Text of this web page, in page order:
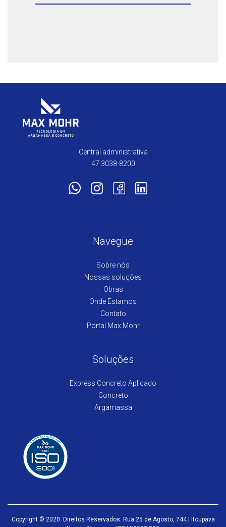
Central administrativa
47 3038-8200
Navegue
Sobre nós
Nossas soluções
Obras
Onde Estamos
Contato
Portal Max Mohr
Soluções
Express Concreto Aplicado
Concreto
Argamassa
Copyright © 2020. Direitos Reservados. Rua 25 de Agosto, 744 | Itoupava